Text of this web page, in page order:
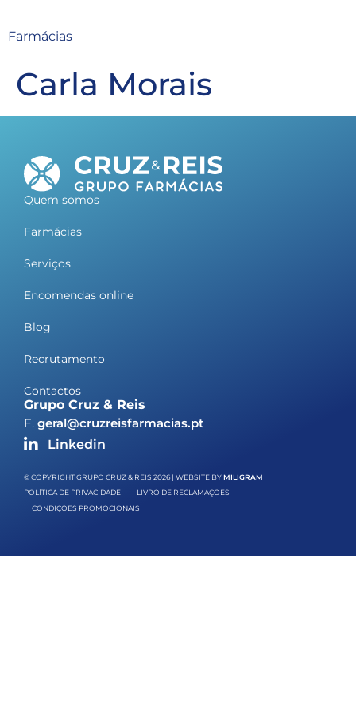
Farmácias
Carla Morais
Quem somos
Farmácias
Serviços
Encomendas online
Blog
Recrutamento
Contactos
Grupo Cruz & Reis
E. geral@cruzreisfarmacias.pt
Linkedin
© COPYRIGHT GRUPO CRUZ & REIS 2026 | WEBSITE BYMILIGRAM
POLÍTICA DE PRIVACIDADE
LIVRO DE RECLAMAÇÕES
CONDIÇÕES PROMOCIONAIS